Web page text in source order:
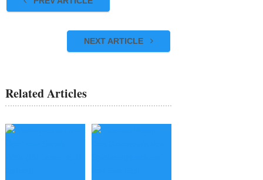
NEXT ARTICLE
Related Articles